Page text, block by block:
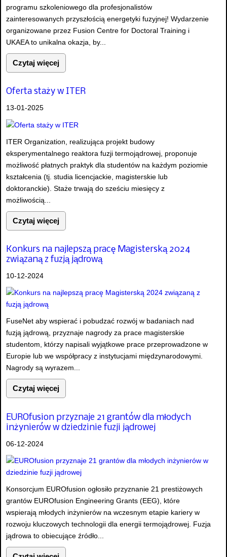
programu szkoleniowego dla profesjonalistów
zainteresowanych przyszłością energetyki fuzyjnej! Wydarzenie
organizowane przez Fusion Centre for Doctoral Training i
UKAEA to unikalna okazja, by...
Czytaj więcej
Oferta staży w ITER
13-01-2025
ITER Organization, realizująca projekt budowy
eksperymentalnego reaktora fuzji termojądrowej, proponuje
możliwość płatnych praktyk dla studentów na każdym poziomie
kształcenia (tj. studia licencjackie, magisterskie lub
doktoranckie). Staże trwają do sześciu miesięcy z
możliwością...
Czytaj więcej
Konkurs na najlepszą pracę Magisterską 2024
związaną z fuzją jądrową
10-12-2024
FuseNet aby wspierać i pobudzać rozwój w badaniach nad
fuzją jądrową, przyznaje nagrody za prace magisterskie
studentom, którzy napisali wyjątkowe prace przeprowadzone w
Europie lub we współpracy z instytucjami międzynarodowymi.
Nagrody są wyrazem...
Czytaj więcej
EUROfusion przyznaje 21 grantów dla młodych
inżynierów w dziedzinie fuzji jądrowej
06-12-2024
Konsorcjum EUROfusion ogłosiło przyznanie 21 prestiżowych
grantów EUROfusion Engineering Grants (EEG), które
wspierają młodych inżynierów na wczesnym etapie kariery w
rozwoju kluczowych technologii dla energii termojądrowej. Fuzja
jądrowa to obiecujące źródło...